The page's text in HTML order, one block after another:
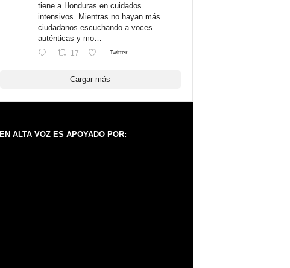
tiene a Honduras en cuidados
intensivos. Mientras no hayan más
ciudadanos escuchando a voces
auténticas y mo…
17 Twitter
Cargar más
EN ALTA VOZ ES APOYADO POR: